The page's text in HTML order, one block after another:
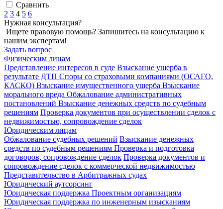
Сравнить
2 3 4 5 6
Нужная консультация?
Ищете правовую помощь? Запишитесь на консультацию к
нашим экспертам!
Задать вопрос
Физическим лицам
Представление интересов в суде Взыскание ущерба в
результате ДТП Споры со страховыми компаниями (ОСАГО,
КАСКО) Взыскание имущественного ущерба Взыскание
морального вреда Обжалование административных
постановлений Взыскание денежных средств по судебным
решениям Проверка документов при осуществлении сделок с
недвижимостью, сопровождение сделок
Юридическим лицам
Обжалование судебных решений Взыскание денежных
средств по судебным решениям Проверка и подготовка
договоров, сопровождение сделок Проверка документов и
сопровождение сделок с коммерческой недвижимостью
Представительство в Арбитражных судах
Юридический аутсорсинг
Юридическая поддержка Проектным организациям
Юридическая поддержка по инженерным изысканиям